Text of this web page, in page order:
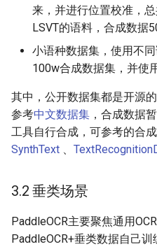
来，并进行位置校准，
LSVT的语料，合成数据
小语种数据集，使用不
100w合成数据集，并使
其中，公开数据集都是开源
参考中文数据集 ，合成数据
工具自行合成，可参考的合
SynthText 、
3.2 垂类场景
PaddleOCR主要聚焦通用
PaddleOCR+垂类数据自己